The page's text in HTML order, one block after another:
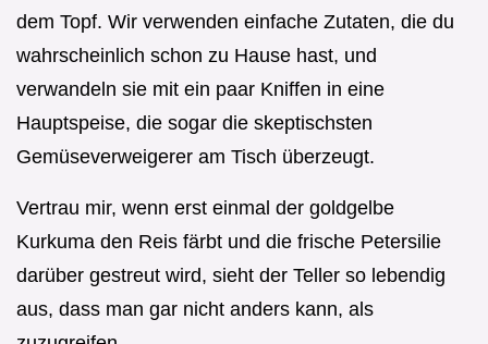
dem Topf. Wir verwenden einfache Zutaten, die du
wahrscheinlich schon zu Hause hast, und
verwandeln sie mit ein paar Kniffen in eine
Hauptspeise, die sogar die skeptischsten
Gemüseverweigerer am Tisch überzeugt.
Vertrau mir, wenn erst einmal der goldgelbe
Kurkuma den Reis färbt und die frische Petersilie
darüber gestreut wird, sieht der Teller so lebendig
aus, dass man gar nicht anders kann, als